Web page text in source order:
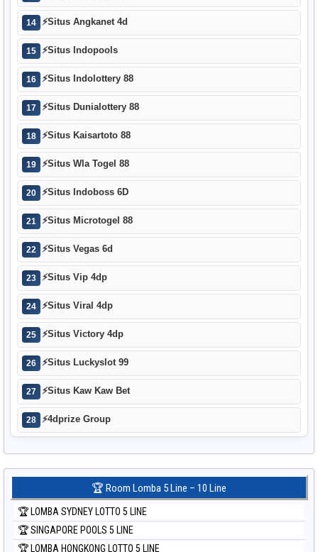
14 ⚡Situs Angkanet 4d
15 ⚡Situs Indopools
16 ⚡Situs Indolottery 88
17 ⚡Situs Dunialottery 88
18 ⚡Situs Kaisartoto 88
19 ⚡Situs Wla Togel 88
20 ⚡Situs Indoboss 6D
21 ⚡Situs Microtogel 88
22 ⚡Situs Vegas 6d
23 ⚡Situs Vip 4dp
24 ⚡Situs Viral 4dp
25 ⚡Situs Victory 4dp
26 ⚡Situs Luckyslot 99
27 ⚡Situs Kaw Kaw Bet
28 ⚡4dprize Group
🏆 Room Lomba 5 Line – 10 Line
🏆 LOMBA SYDNEY LOTTO 5 LINE
🏆 SINGAPORE POOLS 5 LINE
🏆 LOMBA HONGKONG LOTTO 5 LINE